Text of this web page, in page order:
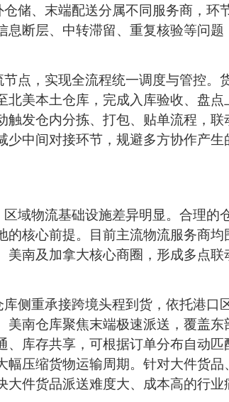
储、末端配送分属不同服务商，环
断层、中转滞留、重复核验等问题
点，实现全流程统一调度与管控。
北美本土仓库，完成入库验收、盘点
发仓内分拣、打包、贴单流程，联
中间对接环节，规避多方协作产生
域物流基础设施差异明显。合理的
的核心前提。目前主流物流服务商均
南及加拿大核心商圈，形成多点联
侧重承接跨境头程到货，依托港口
南仓库聚焦末端极速派送，覆盖东
库存共享，可根据订单分布自动匹
压缩货物运输周期。针对大件货品
件货品派送难度大、成本高的行业